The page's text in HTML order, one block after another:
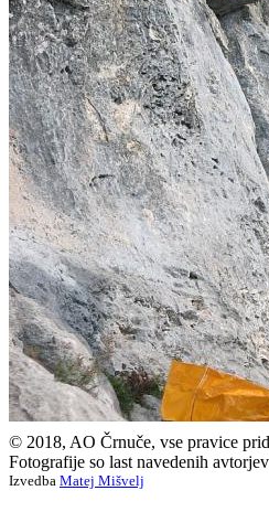
© 2018, AO Črnuče, vse pravice
Fotografije so last navedenih
Izvedba Matej Mišvelj